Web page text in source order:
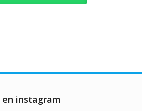
en instagram